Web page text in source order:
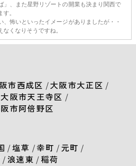
」、また星野リゾートの開業も決まり関西で
。
、怖いといったイメージがありましたが・・
くなりそうですね。
市西成区 /大阪市大正区 /
大阪市天王寺区 /
市阿倍野区
/塩草 /幸町 / 元町 /
/ 浪速東 /稲荷